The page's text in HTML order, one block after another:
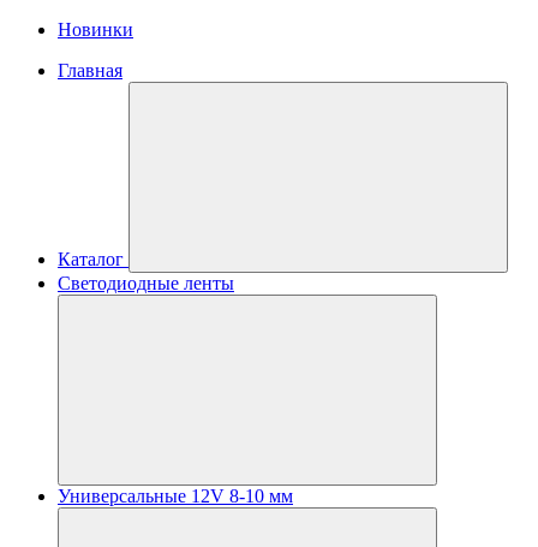
Новинки
Главная
Каталог
Светодиодные ленты
Универсальные 12V 8-10 мм